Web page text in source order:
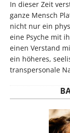
In dieser Zeit
ganze Mensch
nicht nur ein
eine Psyche mit
einen Verstand
ein höheres,
transpersonale